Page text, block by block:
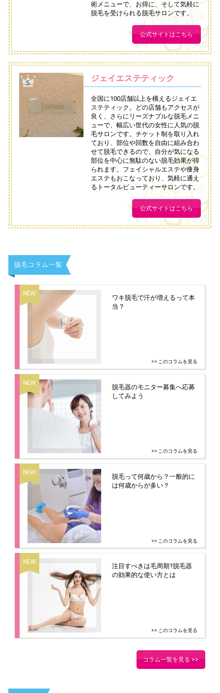
術メニューで、お得に、そして気軽に
脱毛を受けられる脱毛サロンです。
公式サイトはこちら
ジェイエステティック
全国に100店舗以上を構えるジェイエ
ステティック。どの店舗もアクセスが
良く、さらにリーズナブルな脱毛メニ
ューで、幅広い世代の女性に人気の脱
毛サロンです。チケット制を取り入れ
ており、部位や回数を自由に組み合わ
せて脱毛できるので、自分が気になる
部位を中心に無駄のない脱毛効果が得
られます。フェイシャルエステや痩身
エステもおこなっており、気軽に通え
るトータルビューティーサロンです。
公式サイトはこちら
脱毛コラム一覧
ワキ脱毛で汗が増えるって本
当？
>> このコラムを見る
脱毛器のモニター募集へ応募
してみよう
>> このコラムを見る
脱毛って何歳から？一般的に
は何歳からが多い？
>> このコラムを見る
注目すべきは毛周期?脱毛器
の効果的な使い方とは
>> このコラムを見る
コラム一覧を見る >>